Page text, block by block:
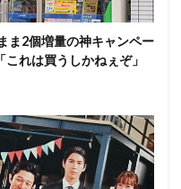
ま2個増量の神キャンペー
れは買うしかねぇぞ」